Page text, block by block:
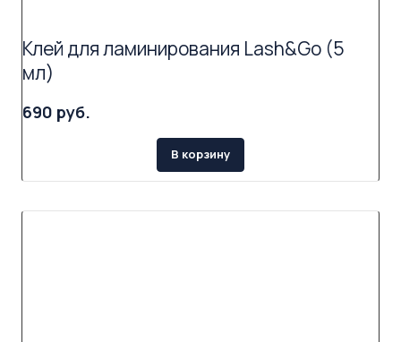
Клей для ламинирования Lash&Go (5
мл)
690 руб.
В корзину